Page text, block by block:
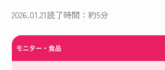
2026.01.21読了時間：約5分